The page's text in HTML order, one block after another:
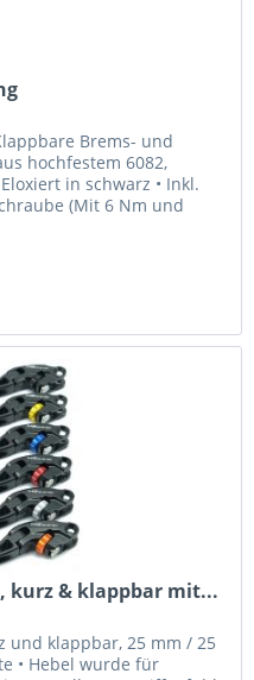
Brems- und
hochfestem 6082,
in schwarz • Inkl.
(Mit 6 Nm und
kurz & klappbar mit...
und klappbar, 25 mm / 25
• Hebel wurde für